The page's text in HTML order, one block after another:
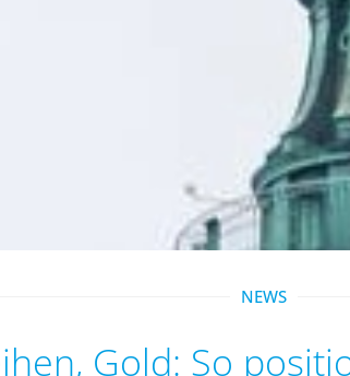
NEWS
Gold: So